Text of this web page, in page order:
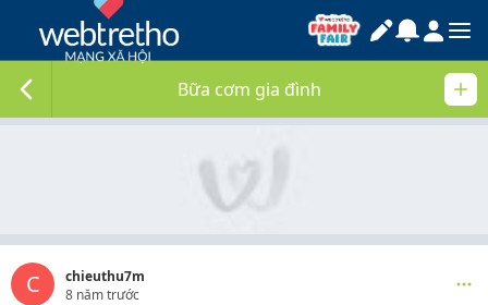
Bữa cơm gia đình
C
chieuthu7m
8 năm trước